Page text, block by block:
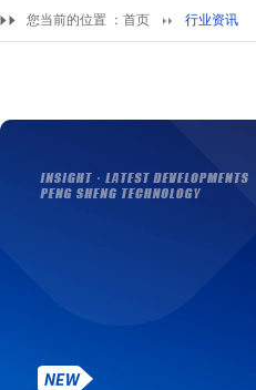
您当前的位置 ： 首页 行业资讯